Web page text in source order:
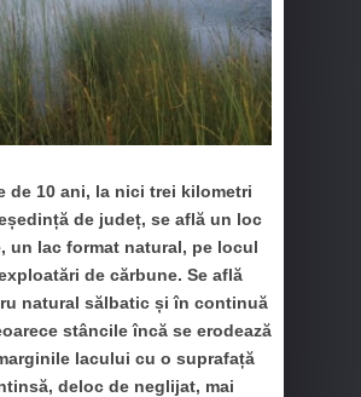
de 10 ani, la nici trei kilometri
de județ, se află un loc
un lac format natural, pe locul
de cărbune. Se află
natural sălbatic și în continuă
stâncile încă se erodează
lacului cu o suprafață
deloc de neglijat, mai